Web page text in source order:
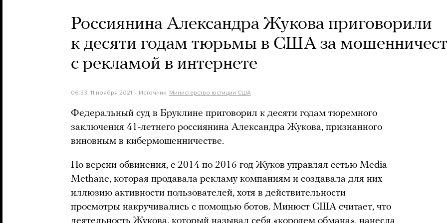
Россиянина Александра Жукова приговорили
к десяти годам тюрьмы в США за
с рекламой в интернете
06:33, 11 ноября 2021 Источник: Министерство юстиции США
Федеральный суд в Бруклине приговорил к десяти годам тюремного
заключения 41-летнего россиянина Александра Жукова, признанного
виновным в кибермошенничестве.
По версии обвинения, с 2014 по 2016 год Жуков управлял сетью Media
Methane, которая продавала рекламу компаниям и создавала для них
иллюзию активности пользователей, хотя в действительности
просмотры накручивались с помощью ботов. Минюст США считает, что
деятельность Жукова, который называл себя «королем обмана», нанесла